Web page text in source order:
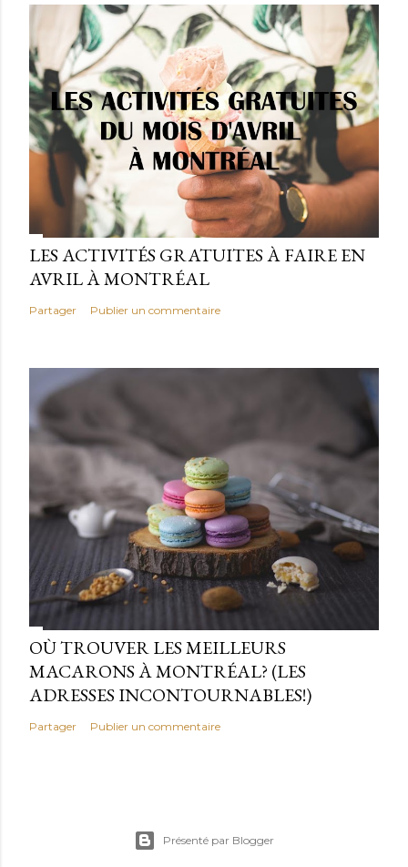
l
i
e
r
u
n
o
m
m
e
n
i
e
LES ACTIVITÉS GRATUITES À FAIRE EN
AVRIL À MONTRÉAL
Partager Publier un commentaire
OÙ TROUVER LES MEILLEURS
MACARONS À MONTRÉAL? (LES
ADRESSES INCONTOURNABLES!)
Partager Publier un commentaire
Présenté par Blogger